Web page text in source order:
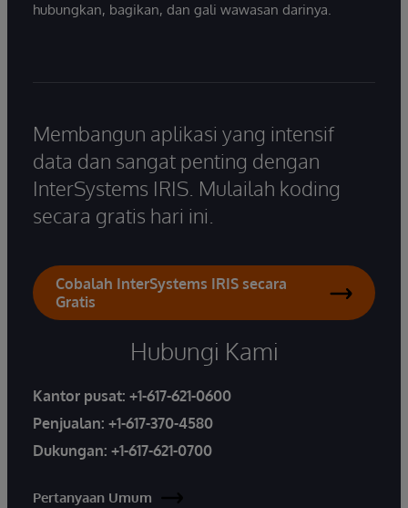
hubungkan, bagikan, dan gali wawasan darinya.
Membangun aplikasi yang intensif
data dan sangat penting dengan
InterSystems IRIS. Mulailah koding
secara gratis hari ini.
Cobalah InterSystems IRIS secara
Gratis
Hubungi Kami
Kantor pusat: +1-617-621-0600
Penjualan: +1-617-370-4580
Dukungan: +1-617-621-0700
Pertanyaan Umum